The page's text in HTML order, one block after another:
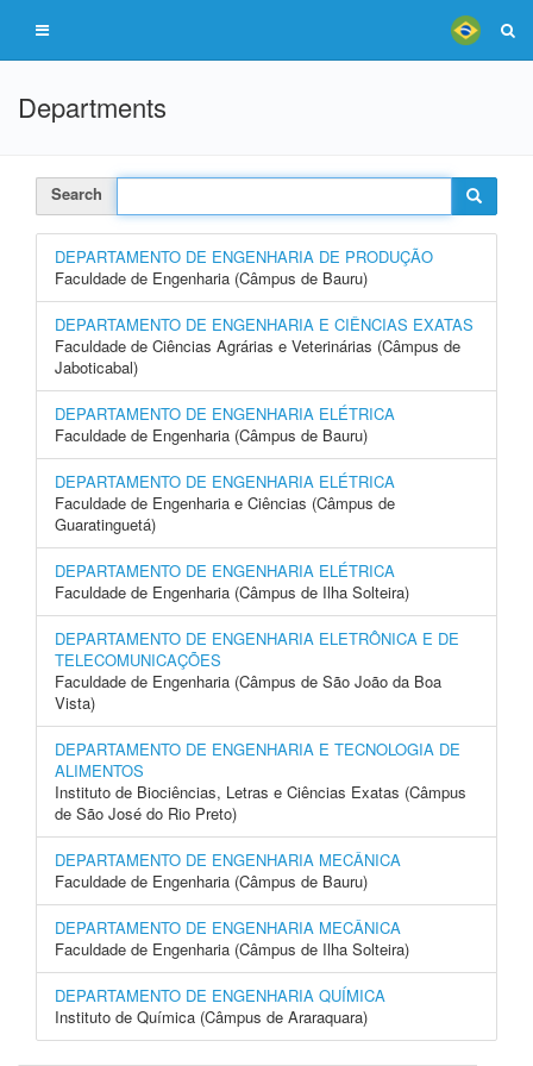
Departments
Search
DEPARTAMENTO DE ENGENHARIA DE PRODUÇÃO
Faculdade de Engenharia (Câmpus de Bauru)
DEPARTAMENTO DE ENGENHARIA E CIÊNCIAS EXATAS
Faculdade de Ciências Agrárias e Veterinárias (Câmpus de
Jaboticabal)
DEPARTAMENTO DE ENGENHARIA ELÉTRICA
Faculdade de Engenharia (Câmpus de Bauru)
DEPARTAMENTO DE ENGENHARIA ELÉTRICA
Faculdade de Engenharia e Ciências (Câmpus de
Guaratinguetá)
DEPARTAMENTO DE ENGENHARIA ELÉTRICA
Faculdade de Engenharia (Câmpus de Ilha Solteira)
DEPARTAMENTO DE ENGENHARIA ELETRÔNICA E DE
TELECOMUNICAÇÕES
Faculdade de Engenharia (Câmpus de São João da Boa
Vista)
DEPARTAMENTO DE ENGENHARIA E TECNOLOGIA DE
ALIMENTOS
Instituto de Biociências, Letras e Ciências Exatas (Câmpus
de São José do Rio Preto)
DEPARTAMENTO DE ENGENHARIA MECÂNICA
Faculdade de Engenharia (Câmpus de Bauru)
DEPARTAMENTO DE ENGENHARIA MECÂNICA
Faculdade de Engenharia (Câmpus de Ilha Solteira)
DEPARTAMENTO DE ENGENHARIA QUÍMICA
Instituto de Química (Câmpus de Araraquara)